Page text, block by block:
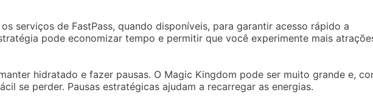
serviços de FastPass, quando disponíveis, para garantir acesso rápido a
pode economizar tempo e permitir que você experimente mais
hidratado e fazer pausas. O Magic Kingdom pode ser muito grande e,
se perder. Pausas estratégicas ajudam a recarregar as energias.